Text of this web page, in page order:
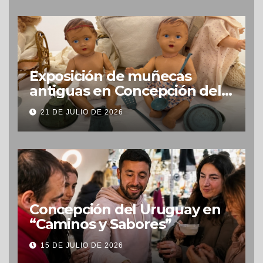
Exposición de muñecas
antiguas en Concepción del
Uruguay
21 DE JULIO DE 2026
Concepción del Uruguay en
“Caminos y Sabores”
15 DE JULIO DE 2026